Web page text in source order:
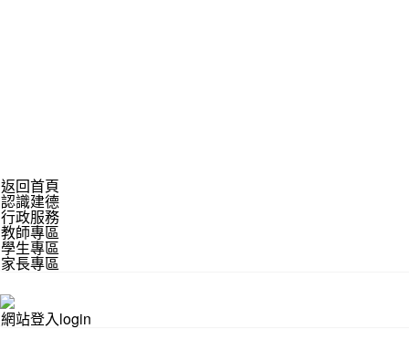
返回首頁
認識建德
行政服務
教師專區
學生專區
家長專區
網站登入login